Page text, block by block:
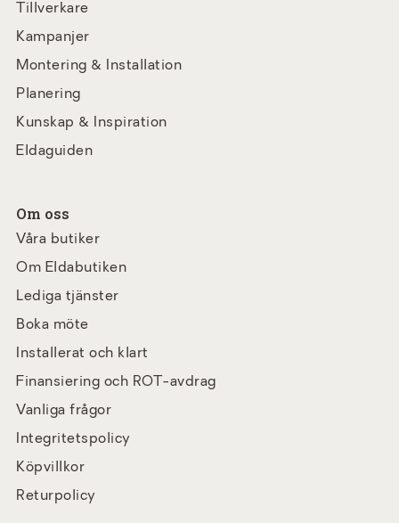
Tillverkare
Kampanjer
Montering & Installation
Planering
Kunskap & Inspiration
Eldaguiden
Om oss
Våra butiker
Om Eldabutiken
Lediga tjänster
Boka möte
Installerat och klart
Finansiering och ROT-avdrag
Vanliga frågor
Integritetspolicy
Köpvillkor
Returpolicy